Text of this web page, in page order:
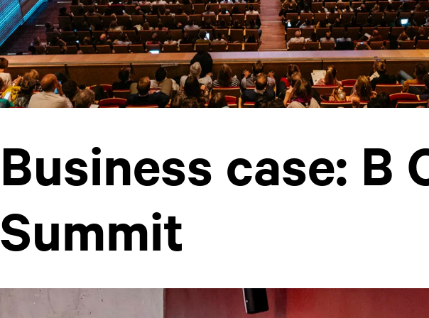
Business case: B
Summit